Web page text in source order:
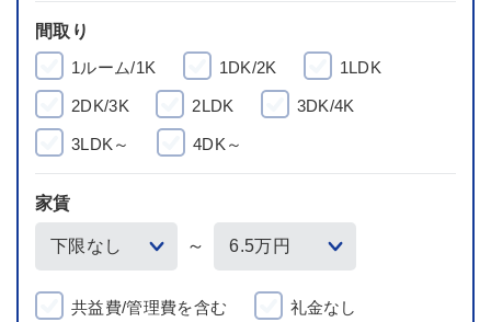
間取り
1ルーム/1K
1DK/2K 1LDK
2DK/3K 2LDK 3DK/4K
3LDK～ 4DK～
家賃
～
共益費/管理費を含む 礼金なし